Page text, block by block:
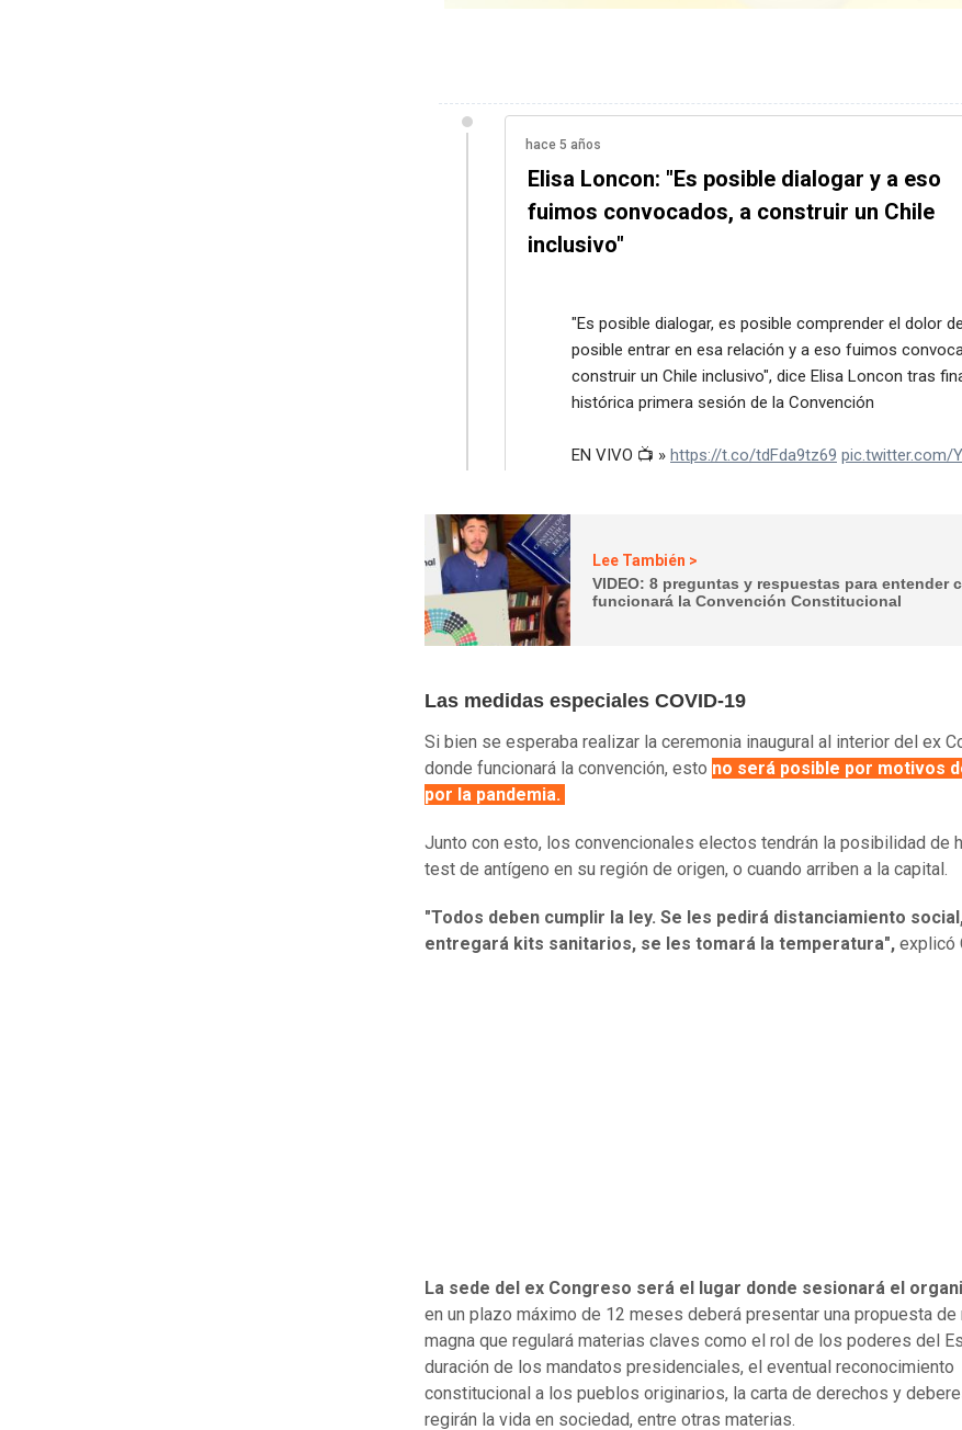
Lee También >
VIDEO: 8 preguntas y respuestas para entender
funcionará la Convención Constitucional
Las medidas especiales COVID-19
Si bien se esperaba realizar la ceremonia inaugural al interior del ex
donde funcionará la convención, esto no será posible por motivos
por la pandemia.
Junto con esto, los convencionales electos tendrán la posibilidad de
test de antígeno en su región de origen, o cuando arriben a la capital.
"Todos deben cumplir la ley. Se les pedirá distanciamiento
entregará kits sanitarios, se les tomará la temperatura", explicó
La sede del ex Congreso será el lugar donde sesionará el
en un plazo máximo de 12 meses deberá presentar una propuesta de
magna que regulará materias claves como el rol de los poderes del
duración de los mandatos presidenciales, el eventual reconocimiento
constitucional a los pueblos originarios, la carta de derechos y
regirán la vida en sociedad, entre otras materias.